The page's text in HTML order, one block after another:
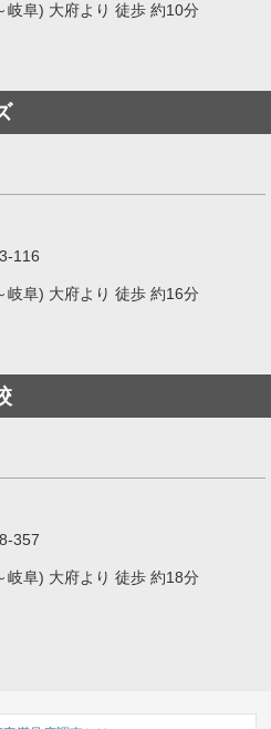
岐阜) 大府より 徒歩 約10分
116
岐阜) 大府より 徒歩 約16分
357
岐阜) 大府より 徒歩 約18分